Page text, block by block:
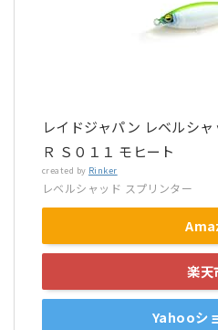
レイドジャパン レベルシ
Ｒ Ｓ０１１ モヒート
created by Rinker
レベルシャッド スプリンター
楽天
Yahooシ